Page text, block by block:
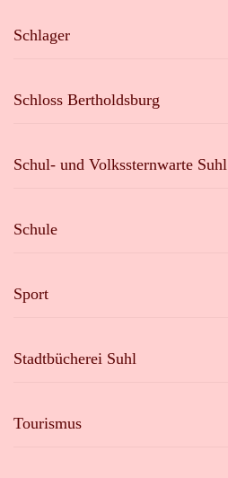
Schlager
Schloss Bertholdsburg
Schul- und Volkssternwarte Suhl
Schule
Sport
Stadtbücherei Suhl
Tourismus